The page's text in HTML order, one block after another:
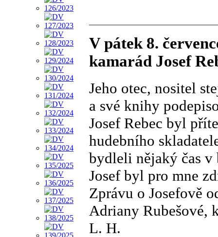
V pátek 8.
kamarád Josef
Jeho otec, nositel
a své knihy
Josef Rebec byl
hudebního
bydleli nějaký čas v
Josef byl pro mne
Zprávu o Josefově
Adriany Rubešové,
L. H.